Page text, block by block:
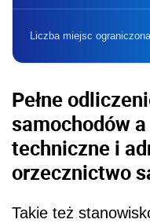
Liczba miejsc ograniczona
Pełne
samochodów
techniczne i
orzecznictwo
Takie też